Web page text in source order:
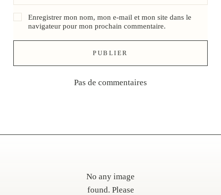
Enregistrer mon nom, mon e-mail et mon site dans le
navigateur pour mon prochain commentaire.
Pas de commentaires
No any image
found. Please